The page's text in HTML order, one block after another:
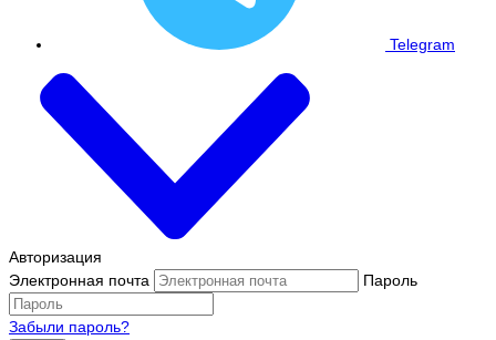
Telegram
Авторизация
Электронная почта
Пароль
Забыли пароль?